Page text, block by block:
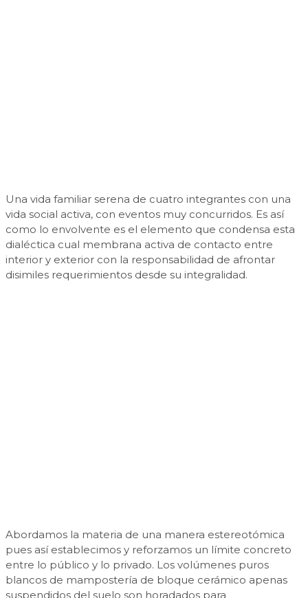
Una vida familiar serena de cuatro integrantes con una
vida social activa, con eventos muy concurridos. Es así
como lo envolvente es el elemento que condensa esta
dialéctica cual membrana activa de contacto entre
interior y exterior con la responsabilidad de afrontar
disimiles requerimientos desde su integralidad.
Abordamos la materia de una manera estereotómica
pues así establecimos y reforzamos un límite concreto
entre lo público y lo privado. Los volúmenes puros
blancos de mampostería de bloque cerámico apenas
suspendidos del suelo son horadados para